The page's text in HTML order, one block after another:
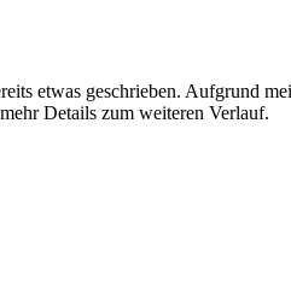
etwas geschrieben. Aufgrund
Details zum weiteren Verlauf.